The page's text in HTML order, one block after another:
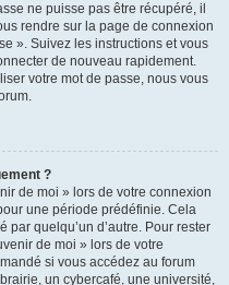
ne puisse pas être récupéré, il
rendre sur la page de connexion
». Suivez les instructions et vous
de nouveau rapidement.
votre mot de passe, nous vous
?
de moi » lors de votre connexion
une période prédéfinie. Cela
par quelqu’un d’autre. Pour rester
de moi » lors de votre
si vous accédez au forum
un cybercafé, une université,